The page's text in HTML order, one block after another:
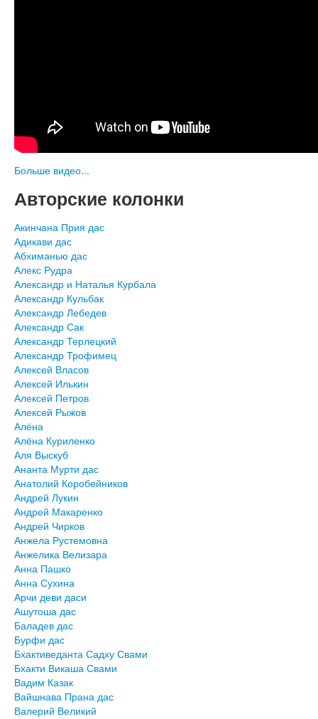
Больше видео...
Авторские колонки
Акинчана Прия дас
Адикави дас
Абхиманью дас
Алекс Рудра
Александр и Наталья Курбала
Александр Кульбак
Александр Лебедев
Александр Сак
Александр Терлецкий
Александр Трофимец
Алексей Власов
Алексей Илькин
Алексей Петров
Алексей Рыжов
Алёна
Алёна Куриленко
Аля Выскуб
Ананта Мурти дас
Анатолий Коробейников
Андрей Лукин
Андрей Макаренко
Андрей Чирков
Анжела Рустемовна
Анжелика Велизара
Анна Пашко
Анна Сухина
Арчи деви даси
Ашутоша дас
Баладев дас
Бурфи дас
Бхактиведанта Садху Свами
Бхакти Викаша Свами
Вадим Казак
Вайшнава Прана дас
Валерий Великий